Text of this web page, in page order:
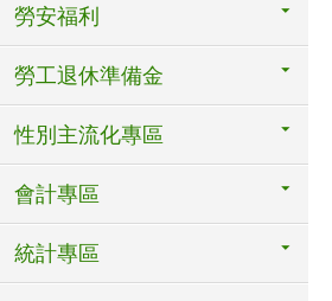
勞安福利
勞工退休準備金
性別主流化專區
會計專區
統計專區